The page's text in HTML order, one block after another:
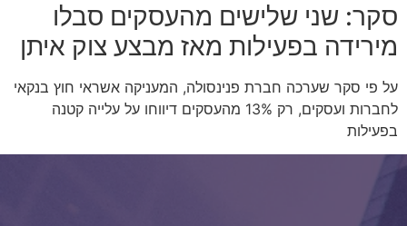
סקר: שני שלישים מהעסקים סבלו
מירידה בפעילות מאז מבצע צוק איתן
על פי סקר שערכה חברת פנינסולה, המעניקה אשראי חוץ בנקאי
לחברות ועסקים, רק 13% מהעסקים דיווחו על עלייה קטנה
בפעילות